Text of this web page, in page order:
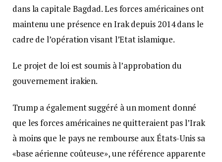
dans la capitale Bagdad. Les forces américaines ont
maintenu une présence en Irak depuis 2014 dans le
cadre de l’opération visant l’Etat islamique.
Le projet de loi est soumis à l’approbation du
gouvernement irakien.
Trump a également suggéré à un moment donné
que les forces américaines ne quitteraient pas l’Irak
à moins que le pays ne rembourse aux États-Unis sa
«base aérienne coûteuse», une référence apparente